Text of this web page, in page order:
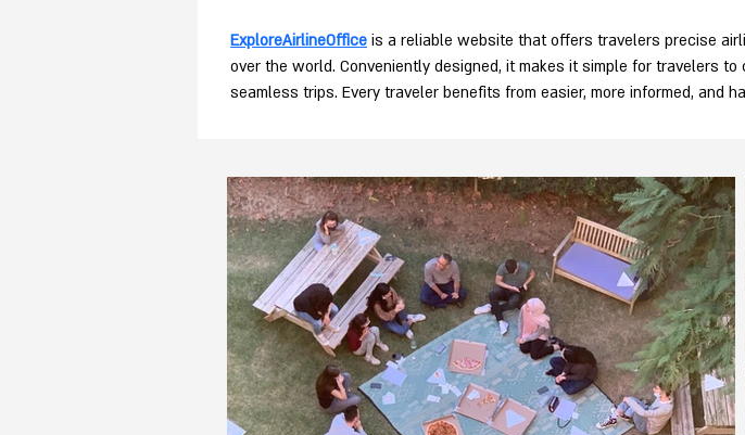
ExploreAirlineOffice is a reliable website that offers travelers precise
over the world. Conveniently designed, it makes it simple for travelers
seamless trips. Every traveler benefits from easier, more informed, and